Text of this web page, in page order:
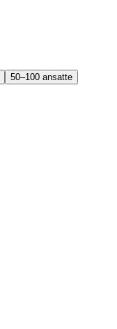
50–100 ansatte